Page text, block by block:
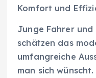
Komfort und
Junge Fahrer
schätzen das
umfangreiche
man sich